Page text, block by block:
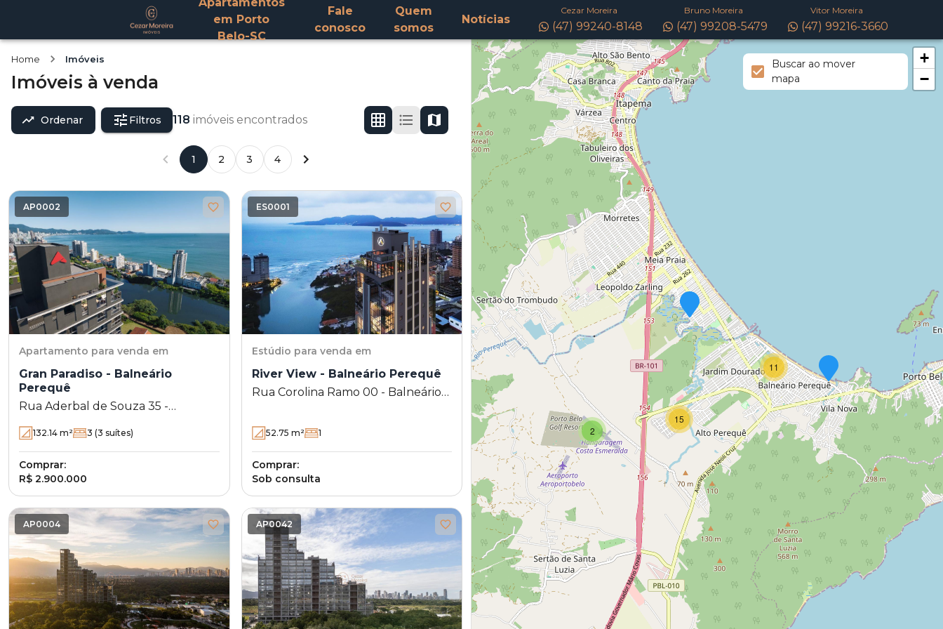
em Porto
Belo-SC
Fale
conosco
Quem
somos
Notícias
Cezar Moreira
(47) 99240-8148
Bruno Moreira
(47) 99208-5479
Vitor Moreira
(47) 99216-3660
Home Imóveis
Imóveis à venda
Ordenar Filtros 118 imóveis encontrados
1 2 3 4
AP0002
Apartamento para venda em
Gran Paradiso - Balneário
Perequê
Rua Aderbal de Souza 35 -
SC132.14 m² 3 (3 suítes)
Comprar:
R$ 2.900.000
ES0001
Estúdio para venda em
River View - Balneário Perequê
Rua Corolina Ramo 00 - Balneário
52.75 m² 1
Comprar:
Sob consulta
AP0004 AP0042
2
15
11
+
−
Buscar ao mover
mapa